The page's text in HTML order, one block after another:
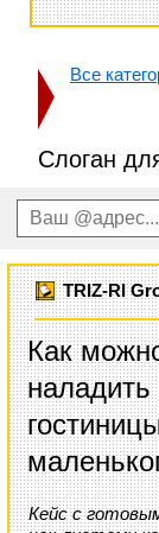
Все
Слоган
TRIZ-RI
Как
наладить
Кейс с